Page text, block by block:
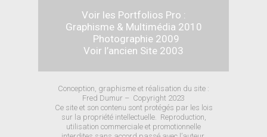
Voir les Portfolios Pro :
Graphisme & Multimédia 2010
Photographie 2009
Voir l’ancien Site 2003
Conception, graphisme et réalisation du site :
Fred Dumur – Copyright 2023
Ce site et son contenu sont protégés par les lois
sur la propriété intellectuelle. Reproduction,
utilisation commerciale et promotionnelle